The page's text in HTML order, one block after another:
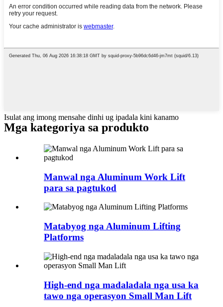
Isulat ang imong mensahe dinhi ug ipadala kini kanamo
Mga kategoriya sa produkto
Manwal nga Aluminum Work Lift
para sa pagtukod
Matabyog nga Aluminum Lifting
Platforms
High-end nga madaladala nga usa ka
tawo nga operasyon Small Man Lift